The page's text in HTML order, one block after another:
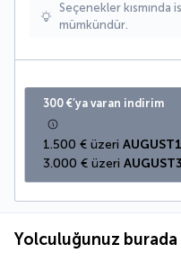
Seçenekler
mümkündür.
300 €’ya varan indirim
1.500 € üzeri
3.000 € üzeri
Yolculuğunuz burada